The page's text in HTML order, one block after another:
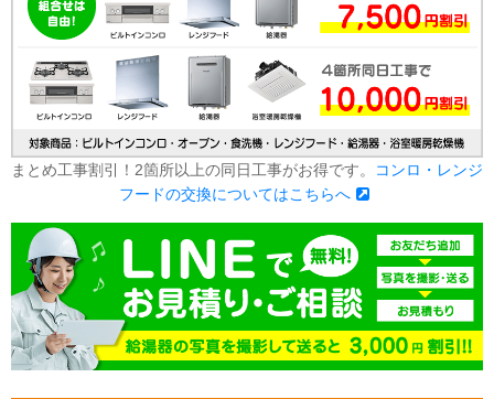
まとめ工事割引！2箇所以上の同日工事がお得です。
コンロ・レンジ
フードの交換についてはこちらへ